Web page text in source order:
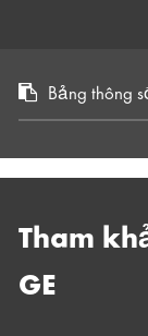
Bảng thông
Tham
GE